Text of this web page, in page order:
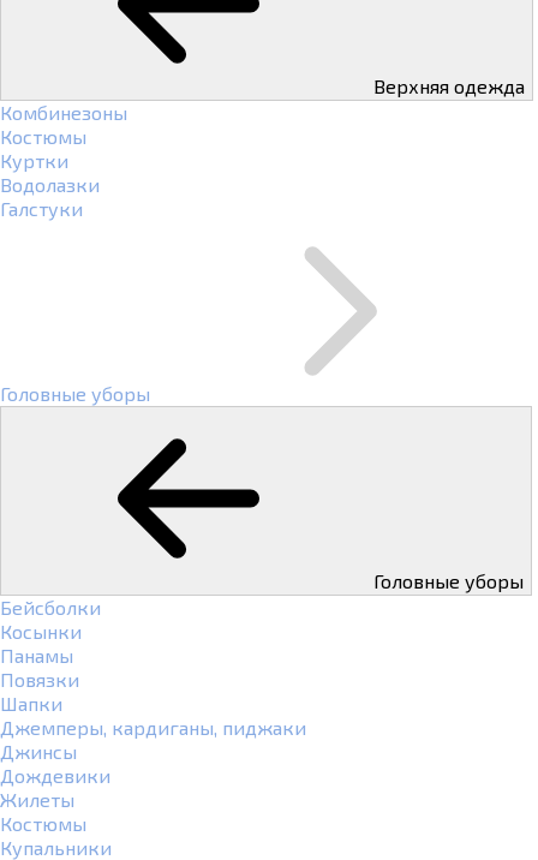
Верхняя одежда
Комбинезоны
Костюмы
Куртки
Водолазки
Галстуки
Головные уборы
Головные уборы
Бейсболки
Косынки
Панамы
Повязки
Шапки
Джемперы, кардиганы, пиджаки
Джинсы
Дождевики
Жилеты
Костюмы
Купальники